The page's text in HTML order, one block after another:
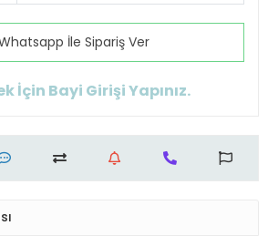
İle Sipariş Ver
İçin Bayi Girişi Yapınız.